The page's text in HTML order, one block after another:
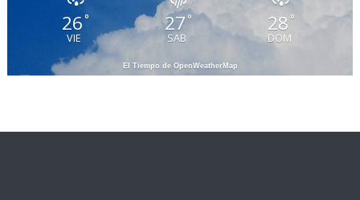
26°
VIE
27 °
SAB
28 °
DOM
El Tiempo de OpenWeatherMap